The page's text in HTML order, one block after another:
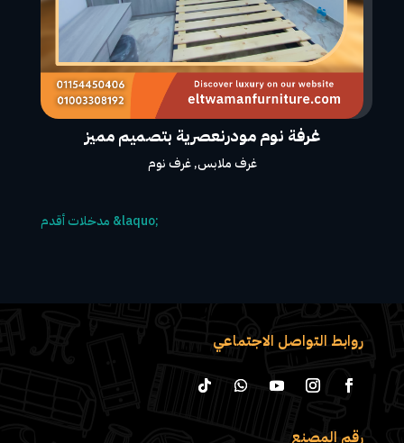
غرفة نوم مودرنعصرية بتصميم مميز
غرف ملابس,غرف نوم
روابط التواصل الاجتماعي
رقم المصنع